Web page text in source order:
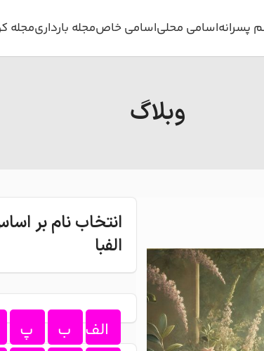
پسرانهاسامی محلیاسامی خاصمجله بارداریمجله
وبلاگ
انتخاب نام بر
الفبا
الف ب
پ